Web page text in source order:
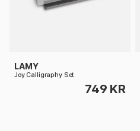
LAMY
Joy Calligraphy Set
749 KR